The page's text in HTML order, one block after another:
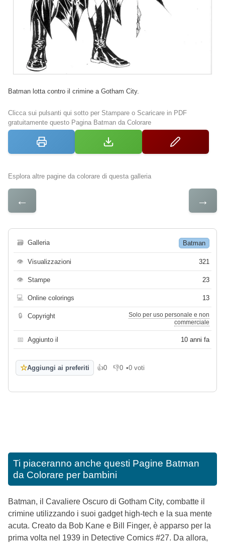
Batman lotta contro il crimine a Gotham City.
Clicca sui pulsanti qui sotto per Stampare o Scaricare in PDF
gratuitamente questo Pagina Batman da Colorare
Esplora altre pagine da colorare di questa galleria
← →
🗃 Galleria Batman
👁 Visualizzazioni 321
👁 Stampe 23
💻 Online colorings 13
🔒 Copyright
Solo per uso personale e non
commerciale
📅 Aggiunto il 10 anni fa
☆Aggiungi ai preferiti 👍0
Mi piace
👎0
Non mi piace
•0 voti
Ti piaceranno anche questi Pagine Batman
da Colorare per bambini
Batman, il Cavaliere Oscuro di Gotham City, combatte il
crimine utilizzando i suoi gadget high-tech e la sua mente
acuta. Creato da Bob Kane e Bill Finger, è apparso per la
prima volta nel 1939 in Detective Comics #27. Da allora,